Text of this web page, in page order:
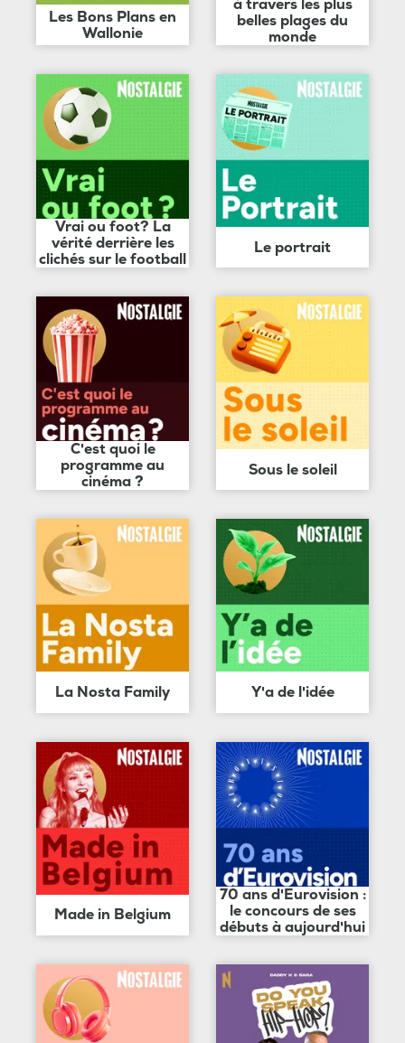
Les Bons Plans en
Wallonie
à travers les plus
belles plages du
monde
Vrai ou foot? La
vérité derrière les
clichés sur le football
Le portrait
C'est quoi le
programme au
cinéma ?
Sous le soleil
La Nosta Family Y'a de l'idée
Made in Belgium
70 ans d'Eurovision :
le concours de ses
débuts à aujourd'hui